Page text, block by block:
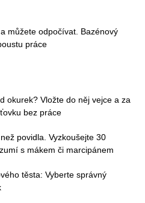
můžete odpočívat. Bazénový
práce
okurek? Vložte do něj vejce a za
bez práce
povidla. Vyzkoušejte 30
s mákem či marcipánem
těsta: Vyberte správný